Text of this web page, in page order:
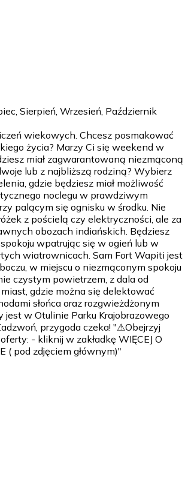
Sierpień, Wrzesień, Październik
wiekowych. Chcesz posmakować
życia? Marzy Ci się weekend w
miał zagwarantowaną niezmąconą
lub z najbliższą rodziną? Wybierz
gdzie będziesz miał możliwość
noclegu w prawdziwym
palącym się ognisku w środku. Nie
z pościelą czy elektryczności, ale za
obozach indiańskich. Będziesz
wpatrując się w ogień lub w
wiatrownicach. Sam Fort Wapiti jest
w miejscu o niezmąconym spokoju
czystym powietrzem, z dala od
gdzie można się delektować
słońca oraz rozgwieżdżonym
jest w Otulinie Parku Krajobrazowego
przygoda czeka! "⚠Obejrzyj
- kliknij w zakładkę WIĘCEJ O
( pod zdjęciem głównym)"